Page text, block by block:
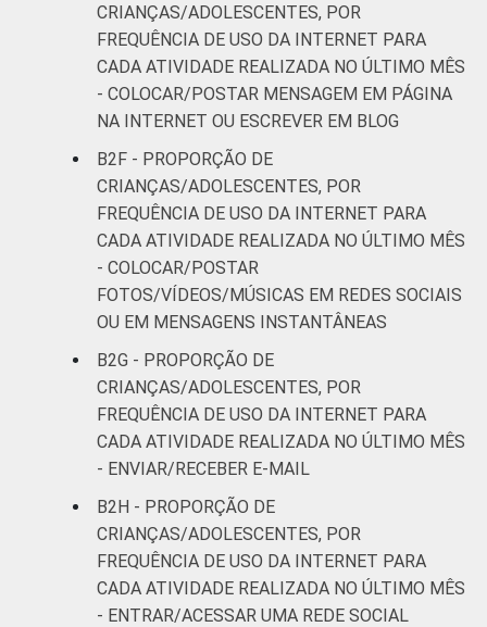
CRIANÇAS/ADOLESCENTES, POR
FREQUÊNCIA DE USO DA INTERNET PARA
CADA ATIVIDADE REALIZADA NO ÚLTIMO MÊS
- COLOCAR/POSTAR MENSAGEM EM PÁGINA
NA INTERNET OU ESCREVER EM BLOG
B2F - PROPORÇÃO DE
CRIANÇAS/ADOLESCENTES, POR
FREQUÊNCIA DE USO DA INTERNET PARA
CADA ATIVIDADE REALIZADA NO ÚLTIMO MÊS
- COLOCAR/POSTAR
FOTOS/VÍDEOS/MÚSICAS EM REDES SOCIAIS
OU EM MENSAGENS INSTANTÂNEAS
B2G - PROPORÇÃO DE
CRIANÇAS/ADOLESCENTES, POR
FREQUÊNCIA DE USO DA INTERNET PARA
CADA ATIVIDADE REALIZADA NO ÚLTIMO MÊS
- ENVIAR/RECEBER E-MAIL
B2H - PROPORÇÃO DE
CRIANÇAS/ADOLESCENTES, POR
FREQUÊNCIA DE USO DA INTERNET PARA
CADA ATIVIDADE REALIZADA NO ÚLTIMO MÊS
- ENTRAR/ACESSAR UMA REDE SOCIAL